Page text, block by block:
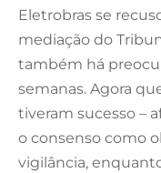
Eletrobras se
mediação do
também há
semanas. Agora
tiveram sucesso –
o consenso como
vigilância,